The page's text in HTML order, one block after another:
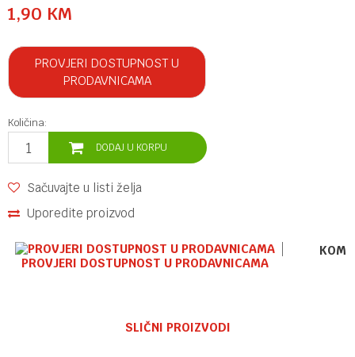
1,90 KM
PROVJERI DOSTUPNOST U
PRODAVNICAMA
Količina:
DODAJ U KORPU
Sačuvajte u listi želja
Uporedite proizvod
PROVJERI DOSTUPNOST U PRODAVNICAMA
SLIČNI PROIZVODI